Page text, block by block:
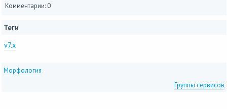
Комментарии: 0
Теги
v7.x
Морфология
Группы сервисов